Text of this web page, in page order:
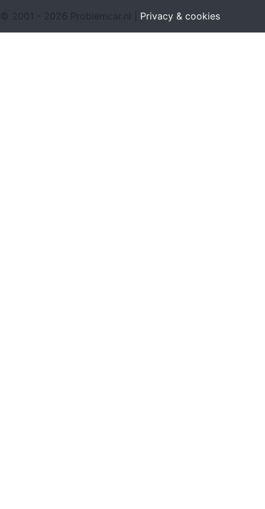
© 2001 - 2026 Problemcar.nl | Privacy & cookies